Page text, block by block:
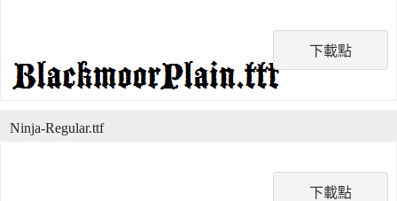
下載點
下載點
Ninja-Regular.ttf